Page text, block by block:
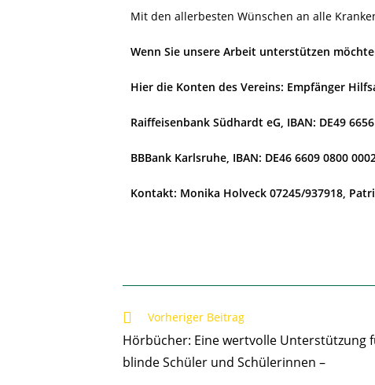
Mit den allerbesten Wünschen an alle
Wenn Sie unsere Arbeit unterstützen
Hier die Konten des Vereins: Empfänger
Raiffeisenbank Südhardt eG, IBAN: DE49
BBBank Karlsruhe, IBAN: DE46 6609 0800
Kontakt: Monika Holveck 07245/937918,
Vorheriger Beitrag
Hörbücher: Eine wertvolle Unterstützung
blinde Schüler und Schülerinnen –